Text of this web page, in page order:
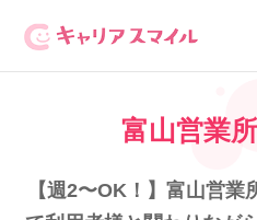
無料相談・お問
無料転職相談・お
選択して
正社員・パート
富山営業
【週2〜OK！】富山営